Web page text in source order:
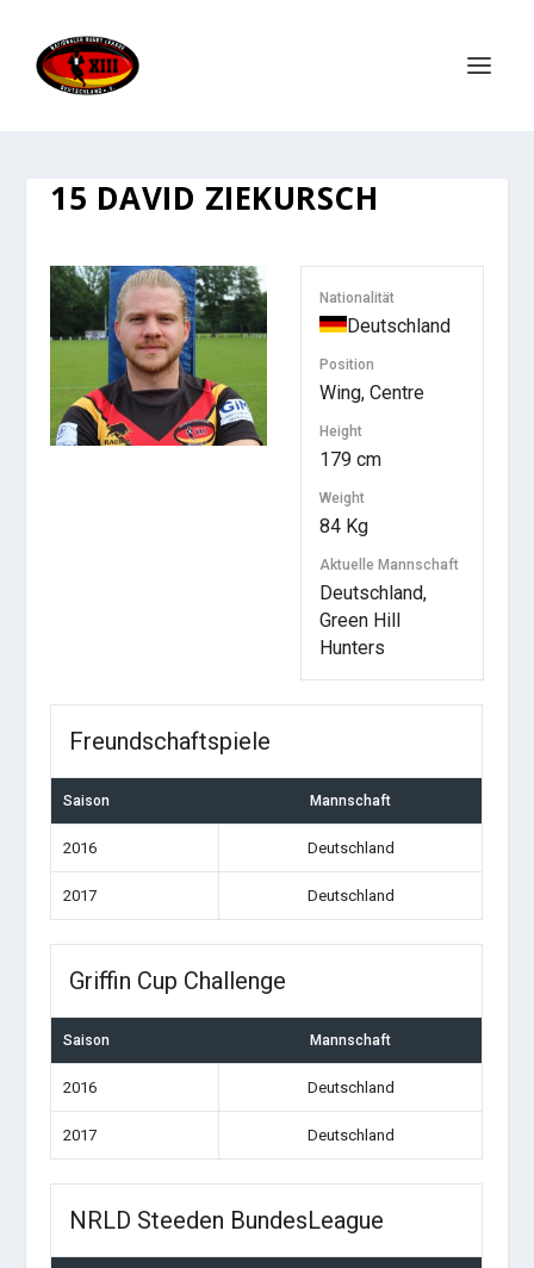
15 DAVID ZIEKURSCH
Nationalität
Deutschland
Position
Wing, Centre
Height
179 cm
Weight
84 Kg
Aktuelle Mannschaft
Deutschland,
Green Hill
Hunters
Freundschaftspiele
Saison Mannschaft
2016 Deutschland
2017 Deutschland
Griffin Cup Challenge
Saison Mannschaft
2016 Deutschland
2017 Deutschland
NRLD Steeden BundesLeague